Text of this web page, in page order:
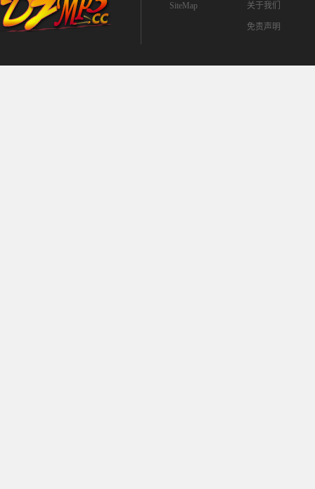
SiteMap 关于我们
免责声明